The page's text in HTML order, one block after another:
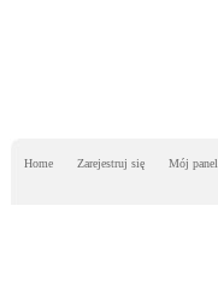
Home Zarejestruj się Mój panel